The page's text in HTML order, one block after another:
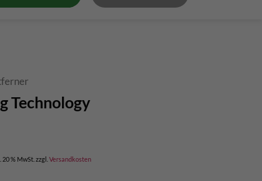
Technology
20 % MwSt. zzgl. Versandkosten